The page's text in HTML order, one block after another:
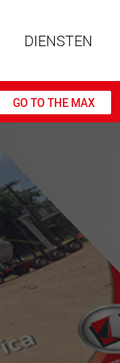
met
opbouw voor
van 15 t tot
voor
van 20 t tot
DIENSTEN
GO TO THE MAX